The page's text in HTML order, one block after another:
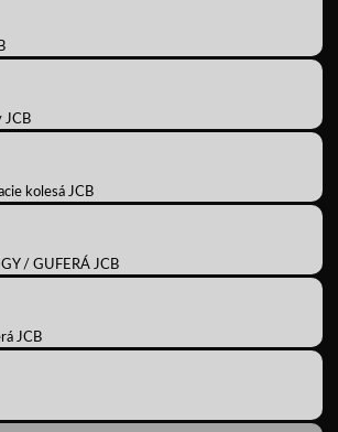
JCB
kolesá JCB
/ GUFERÁ JCB
JCB